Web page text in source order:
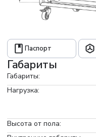
Паспорт
Габариты
Габариты:
Нагрузка:
Высота от пола: